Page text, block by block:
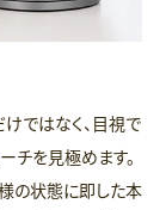
ではなく、目視で
チを見極めます。
の状態に即した本